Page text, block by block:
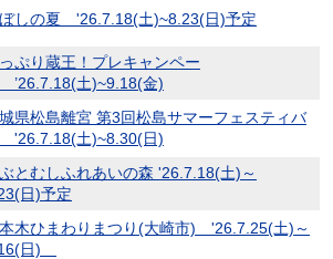
しの夏 '26.7.18(土)~8.23(日)予定
ぷり蔵王！プレキャンペー
’26.7.18(土)~9.18(金)
県松島離宮 第3回松島サマーフェスティバ
'26.7.18(土)~8.30(日)
とむしふれあいの森 '26.7.18(土)～
日)予定
木ひまわりまつり(大崎市) '26.7.25(土)～
日)